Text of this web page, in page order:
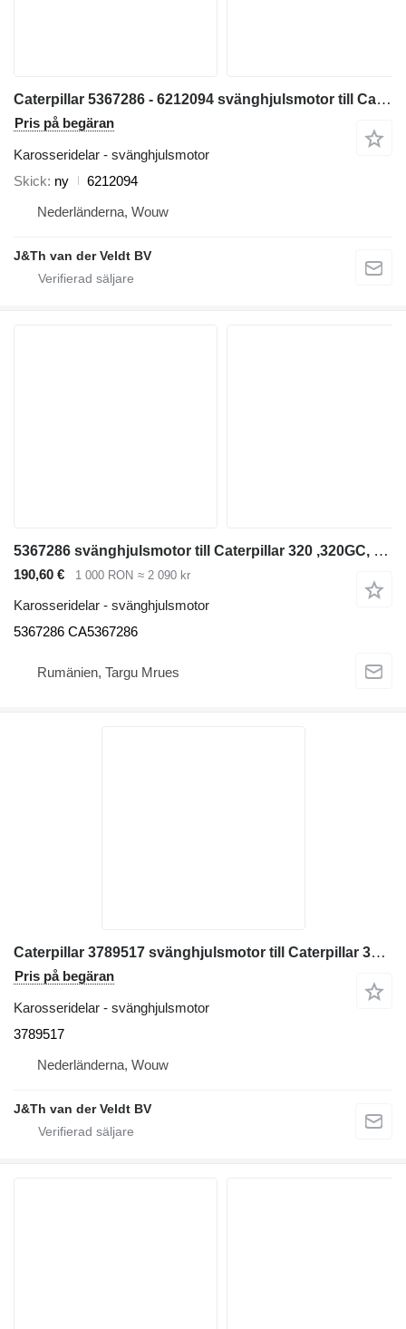
Caterpillar 5367286 - 6212094 svänghjulsmotor till Caterpillar 320 323 325 320GC 323GC 323GX 320D2FM grävmaskin
Pris på begäran
Karosseridelar - svänghjulsmotor
Skick ny
6212094
Nederländerna, Wouw
J&Th van der Veldt BV
5367286 svänghjulsmotor till Caterpillar 320 ,320GC, 323 ,325 grävmaskin
190,60 € 1 000 RON ≈ 2 090 kr
Karosseridelar - svänghjulsmotor
5367286 CA5367286
Rumänien, Targu Mrues
Caterpillar 3789517 svänghjulsmotor till Caterpillar 320 320D 323D 320E 323E 320F 323F 320D2 323D2 320GC grävmaskin
Pris på begäran
Karosseridelar - svänghjulsmotor
3789517
Nederländerna, Wouw
J&Th van der Veldt BV